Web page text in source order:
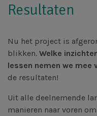
Resultaten
Nu het project is
blikken. Welke
lessen nemen we
de resultaten!
Uit alle deelnemende
manieren naar voren